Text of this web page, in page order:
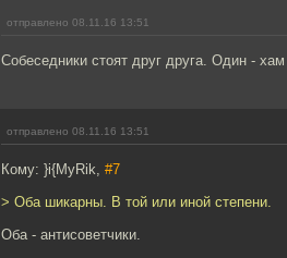
отправлено 08.11.16 13:51
Собеседники стоят друг друга. Один -
отправлено 08.11.16 13:51
Кому: }i{MyRik, #7
> Оба шикарны. В той или иной степени.
Оба - антисоветчики.